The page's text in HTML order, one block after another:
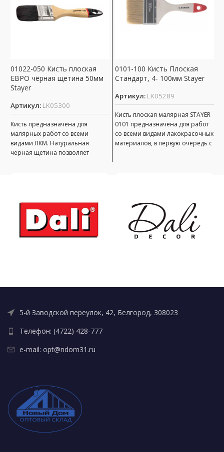
01022-050 Кисть плоская
ЕВРО чёрная щетина 50мм
Stayer
Артикул: LK05300
Кисть предназначена для
малярных работ со всеми
видами ЛКМ. Натуральная
черная щетина позволяет
0101-100 Кисть Плоская
Стандарт, 4- 100мм Stayer
Артикул: LK05289
Кисть плоская малярная STAYER
0101 предназначена для работ
со всеми видами лакокрасочных
материалов, в первую очередь с
5-й Заводской переулок, 42, Белгород, 308023
Телефон: (4722) 428-777
e-mail: opt@ndom31.ru